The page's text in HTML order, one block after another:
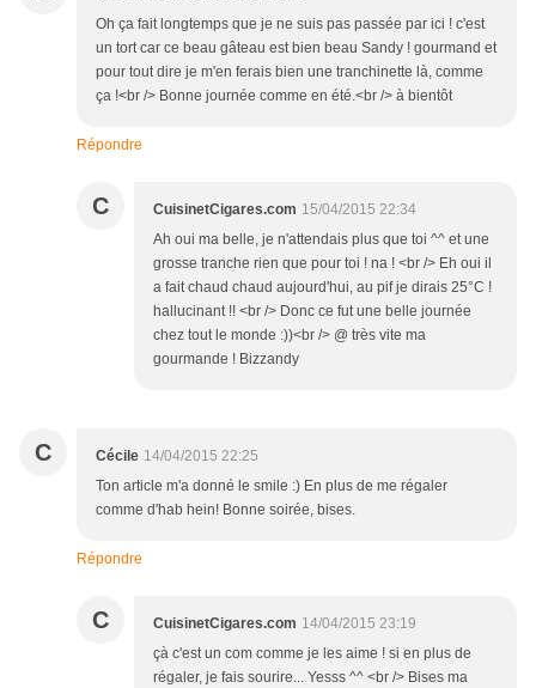
Oh ça fait longtemps que je ne suis pas passée par ici ! c'est
un tort car ce beau gâteau est bien beau Sandy ! gourmand et
pour tout dire je m'en ferais bien une tranchinette là, comme
ça !<br /> Bonne journée comme en été.<br /> à bientôt
Répondre
C CuisinetCigares.com 15/04/2015 22:34
Ah oui ma belle, je n'attendais plus que toi ^^ et une
grosse tranche rien que pour toi ! na ! <br /> Eh oui il
a fait chaud chaud aujourd'hui, au pif je dirais 25°C !
hallucinant !! <br /> Donc ce fut une belle journée
chez tout le monde :))<br /> @ très vite ma
gourmande ! Bizzandy
C Cécile 14/04/2015 22:25
Ton article m'a donné le smile :) En plus de me régaler
comme d'hab hein! Bonne soirée, bises.
Répondre
C CuisinetCigares.com 14/04/2015 23:19
çà c'est un com comme je les aime ! si en plus de
régaler, je fais sourire... Yesss ^^ <br /> Bises ma